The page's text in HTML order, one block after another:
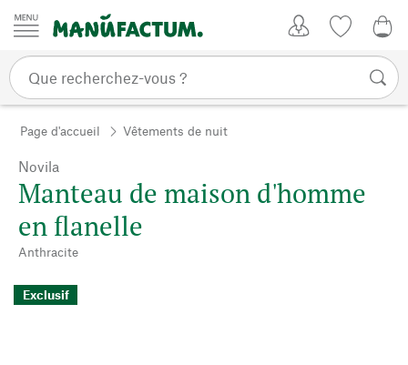
Passer au contenu
Page d'accueil Vêtements de nuit
Novila
Manteau de maison d'homme
en flanelle
Anthracite
Exclusif